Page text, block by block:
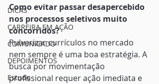
DICAS
CARREIRA EM AÇÃO
COMUNICADO
DEPOIMENTOS
Estudo
Como evitar passar desapercebido
nos processos seletivos muito
concorridos?
Pulverizar currículos no mercado
nem sempre é uma boa estratégia. A
busca por movimentação
profissional requer ação imediata e